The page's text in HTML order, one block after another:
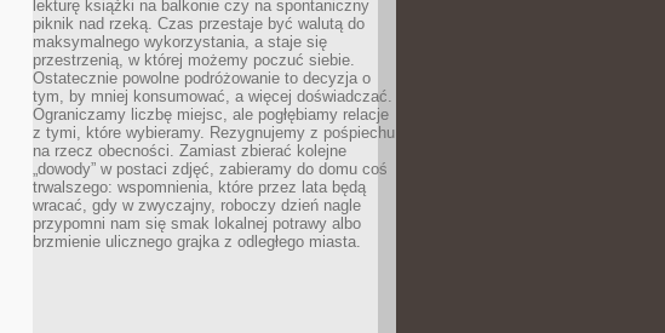
lekturę książki na balkonie czy na spontaniczny
piknik nad rzeką. Czas przestaje być walutą do
maksymalnego wykorzystania, a staje się
przestrzenią, w której możemy poczuć siebie.
Ostatecznie powolne podróżowanie to decyzja o
tym, by mniej konsumować, a więcej doświadczać.
Ograniczamy liczbę miejsc, ale pogłębiamy relacje
z tymi, które wybieramy. Rezygnujemy z pośpiechu
na rzecz obecności. Zamiast zbierać kolejne
„dowody” w postaci zdjęć, zabieramy do domu coś
trwalszego: wspomnienia, które przez lata będą
wracać, gdy w zwyczajny, roboczy dzień nagle
przypomni nam się smak lokalnej potrawy albo
brzmienie ulicznego grajka z odległego miasta.